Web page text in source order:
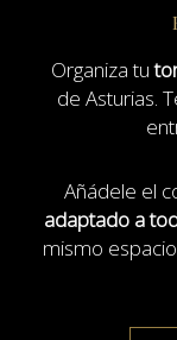
Organiza tu
de Asturias.
Añádele el
adaptado a
mismo